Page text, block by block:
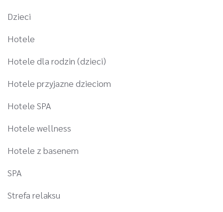
Dzieci
Hotele
Hotele dla rodzin (dzieci)
Hotele przyjazne dzieciom
Hotele SPA
Hotele wellness
Hotele z basenem
SPA
Strefa relaksu